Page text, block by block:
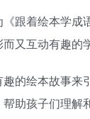
跟着绘本学
又互动有趣的
的绘本故事
助孩子们理